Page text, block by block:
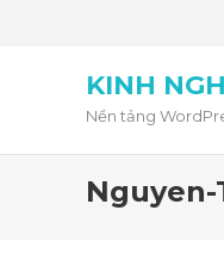
KINH
Nền tảng
Nguyen-